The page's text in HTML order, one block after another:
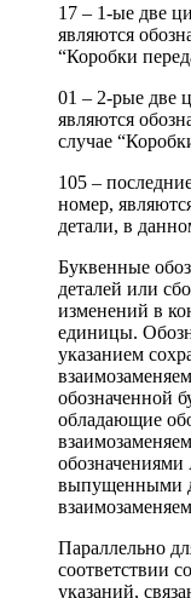
17 – 1-ые две
являются
“Коробки
01 – 2-рые две
являются
случае
105 –
номер,
детали, в
Буквенные
деталей или
изменений в
единицы.
указанием
обозначенной
обладающие
выпущенными
Параллельно
соответствии
указаний,